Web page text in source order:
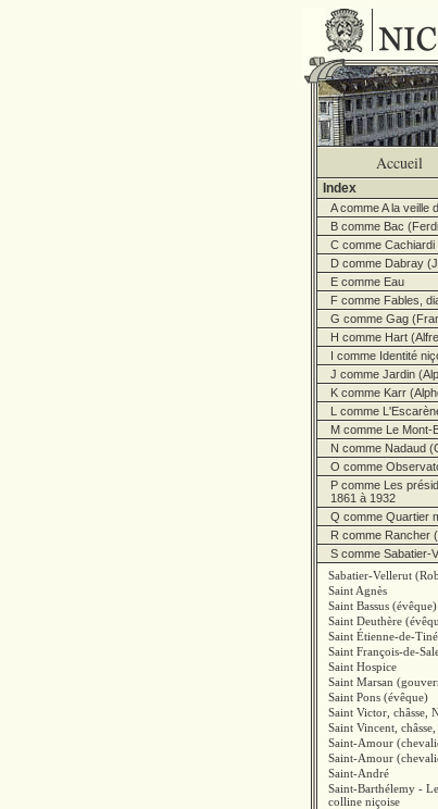
Accueil
Index
A comme A la veille
B comme Bac
C comme Cachiardi
D comme Dabray
E comme Eau
F comme Fables,
G comme Gag
H comme Hart
I comme Identité
J comme Jardin
K comme Karr
L comme
M comme Le Mont-
N comme Nadaud
O comme
P comme Les
1861 à 1932
Q comme Quartier
R comme Rancher
S comme Sabatier-
Sabatier-Vellerut
Saint Agnès
Saint Bassus (évêque)
Saint Deuthère
Saint Étienne-de-
Saint François-de-
Saint Hospice
Saint Marsan
Saint Pons (évêque)
Saint Victor, châsse,
Saint Vincent,
Saint-Amour
Saint-Amour
Saint-André
Saint-Barthélemy -
colline niçoise